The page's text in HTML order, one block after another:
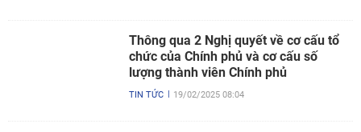
Thông qua 2 Nghị quyết về cơ cấu tổ
chức của Chính phủ và cơ cấu số
lượng thành viên Chính phủ
TIN TỨC 19/02/2025 08:04